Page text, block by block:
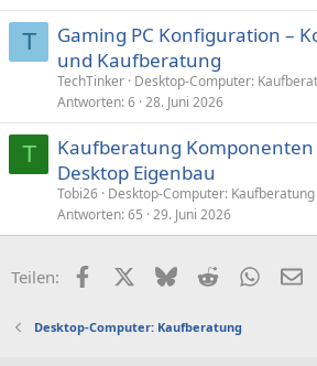
T
Gaming PC Konfiguration –
und Kaufberatung
TechTinker Desktop-Computer:
Antworten 6 28. Juni 2026
T
Kaufberatung Komponenten
Desktop Eigenbau
Tobi26 Desktop-Computer: Kaufberatung
Antworten 65 29. Juni 2026
Teilen: FacebookX (Twitter)
BlueskyReddit
Desktop-Computer: Kaufberatung